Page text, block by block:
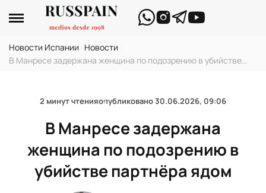
Новости Испании Новости
В Манресе задержана женщина по подозрению в убийстве
2 минут чтенияопубликовано30.06.2026, 09:06
В Манресе задержана
женщина по подозрению в
убийстве партнёра ядом